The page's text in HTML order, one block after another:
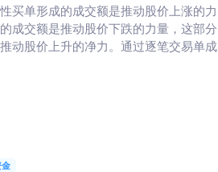
买单形成的成交额是推动股价上涨的力
成交额是推动股价下跌的力量，这部分
动股价上升的净力。通过逐笔交易单成